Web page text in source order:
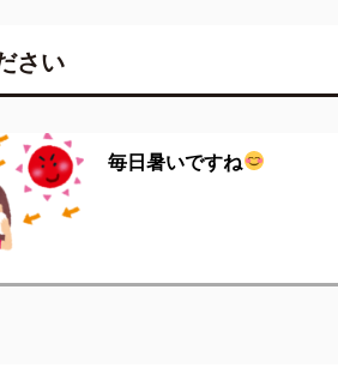
さい
毎日暑いですね